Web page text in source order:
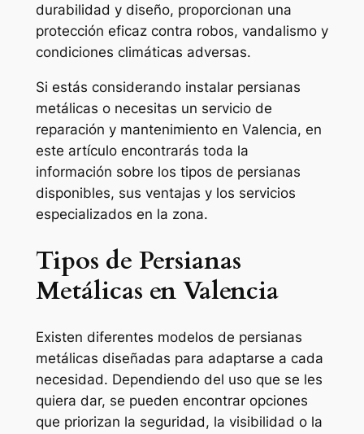
durabilidad y diseño, proporcionan una
protección eficaz contra robos, vandalismo y
condiciones climáticas adversas.
Si estás considerando instalar persianas
metálicas o necesitas un servicio de
reparación y mantenimiento en Valencia, en
este artículo encontrarás toda la
información sobre los tipos de persianas
disponibles, sus ventajas y los servicios
especializados en la zona.
Tipos de Persianas
Metálicas en Valencia
Existen diferentes modelos de persianas
metálicas diseñadas para adaptarse a cada
necesidad. Dependiendo del uso que se les
quiera dar, se pueden encontrar opciones
que priorizan la seguridad, la visibilidad o la